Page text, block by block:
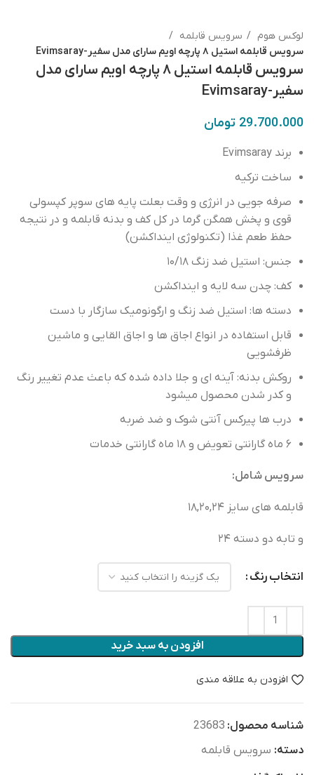
لوکس هوم
سرویس قابلمه
سرویس قابلمه استیل ۸ پارچه اویم سارای مدل سفیر-Evimsaray
سرویس قابلمه استیل ۸ پارچه اویم سارای مدل
سفیر-Evimsaray
29.700.000 تومان
برند Evimsaray
ساخت ترکیه
صرفه جویی در انرژی و وقت بعلت پایه های سوپر کپسولی
قوی و پخش همگن گرما در کل کف و بدنه قابلمه و در نتیجه
حفظ طعم غذا (تکنولوژی اینداکشن)
جنس: استیل ضد زنگ ۱۰/۱۸
کف: چدن سه لایه و اینداکشن
دسته ها: استیل ضد زنگ و ارگونومیک سازگار با دست
قابل استفاده در انواع اجاق ها و اجاق القایی و ماشین
ظرفشویی
روکش بدنه: آینه ای و جلا داده شده که باعث عدم تغییر رنگ
و کدر شدن محصول میشود
درب ها پیرکس آنتی شوک و ضد ضربه
۶ ماه گارانتی تعویض و ۱۸ ماه گارانتی خدمات
سرویس شامل:
قابلمه های سایز ۱۸,۲۰,۲۴
و تابه دو دسته ۲۴
انتخاب‌ رنگ
افزودن به سبد خرید
افزودن به علاقه مندی
شناسه محصول: 23683
دسته: سرویس قابلمه